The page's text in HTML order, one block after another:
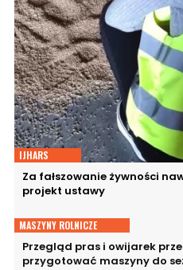
IJHARS
Za fałszowanie żywności
projekt ustawy
MASZYNY ROLNICZE
Przegląd pras i owijarek
przygotować maszyny do